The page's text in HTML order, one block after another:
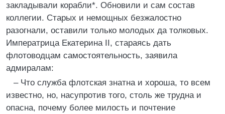
закладывали корабли*. Обновили и сам состав
коллегии. Старых и немощных безжалостно
разогнали, оставили только молодых да толковых.
Императрица Екатерина II, стараясь дать
флотоводцам самостоятельность, заявила
адмиралам:
– Что служба флотская знатна и хороша, то всем
известно, но, насупротив того, столь же трудна и
опасна, почему более милость и почтение